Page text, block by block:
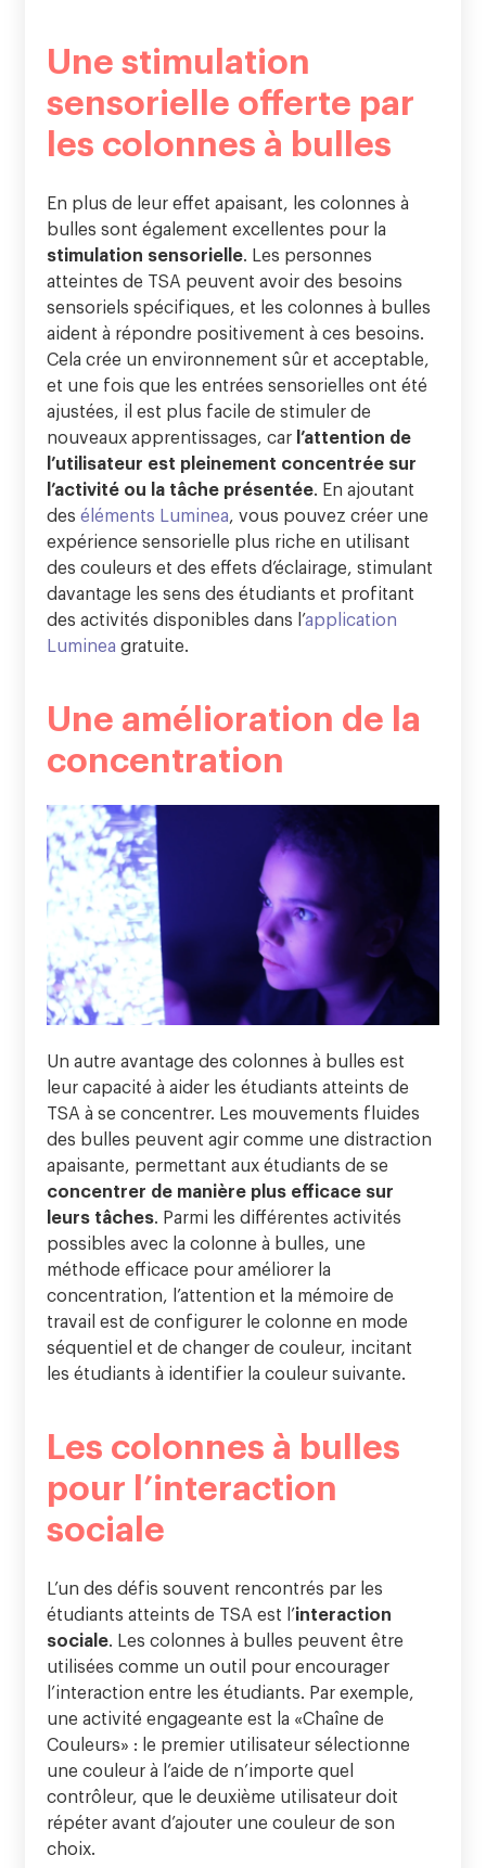
Une stimulation
sensorielle offerte par
les colonnes à bulles
En plus de leur effet apaisant, les colonnes à
bulles sont également excellentes pour la
stimulation sensorielle. Les personnes
atteintes de TSA peuvent avoir des besoins
sensoriels spécifiques, et les colonnes à bulles
aident à répondre positivement à ces besoins.
Cela crée un environnement sûr et acceptable,
et une fois que les entrées sensorielles ont été
ajustées, il est plus facile de stimuler de
nouveaux apprentissages, car l’attention de
l’utilisateur est pleinement concentrée sur
l’activité ou la tâche présentée. En ajoutant
deséléments Luminea, vous pouvez créer une
expérience sensorielle plus riche en utilisant
des couleurs et des effets d’éclairage, stimulant
davantage les sens des étudiants et profitant
des activités disponibles dans l’application
Luminea gratuite.
Une amélioration de la
concentration
Un autre avantage des colonnes à bulles est
leur capacité à aider les étudiants atteints de
TSA à se concentrer. Les mouvements fluides
des bulles peuvent agir comme une distraction
apaisante, permettant aux étudiants de se
concentrer de manière plus efficace sur
leurs tâches. Parmi les différentes activités
possibles avec la colonne à bulles, une
méthode efficace pour améliorer la
concentration, l’attention et la mémoire de
travail est de configurer le colonne en mode
séquentiel et de changer de couleur, incitant
les étudiants à identifier la couleur suivante.
Les colonnes à bulles
pour l’interaction
sociale
L’un des défis souvent rencontrés par les
étudiants atteints de TSA est l’interaction
sociale. Les colonnes à bulles peuvent être
utilisées comme un outil pour encourager
l’interaction entre les étudiants. Par exemple,
une activité engageante est la «Chaîne de
Couleurs» : le premier utilisateur sélectionne
une couleur à l’aide de n’importe quel
contrôleur, que le deuxième utilisateur doit
répéter avant d’ajouter une couleur de son
choix.